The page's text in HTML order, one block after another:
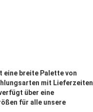
eine breite Palette von
mit Lieferzeiten
über eine
für alle unsere